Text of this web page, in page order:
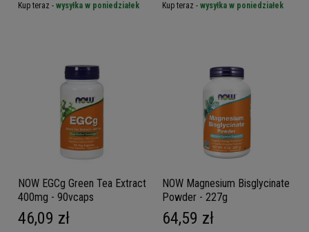
Kup teraz - wysyłka w poniedziałek Kup teraz - wysyłka w poniedziałek
NOW EGCg Green Tea Extract
400mg - 90vcaps
46,09 zł
NOW Magnesium Bisglycinate
Powder - 227g
64,59 zł